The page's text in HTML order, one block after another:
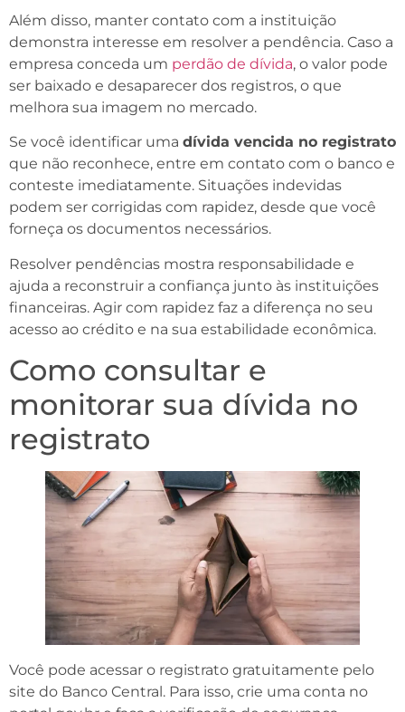
Além disso, manter contato com a instituição
demonstra interesse em resolver a pendência. Caso a
empresa conceda um perdão de dívida, o valor pode
ser baixado e desaparecer dos registros, o que
melhora sua imagem no mercado.
Se você identificar uma dívida vencida no registrato
que não reconhece, entre em contato com o banco e
conteste imediatamente. Situações indevidas
podem ser corrigidas com rapidez, desde que você
forneça os documentos necessários.
Resolver pendências mostra responsabilidade e
ajuda a reconstruir a confiança junto às instituições
financeiras. Agir com rapidez faz a diferença no seu
acesso ao crédito e na sua estabilidade econômica.
Como consultar e
monitorar sua dívida no
registrato
Você pode acessar o registrato gratuitamente pelo
site do Banco Central. Para isso, crie uma conta no